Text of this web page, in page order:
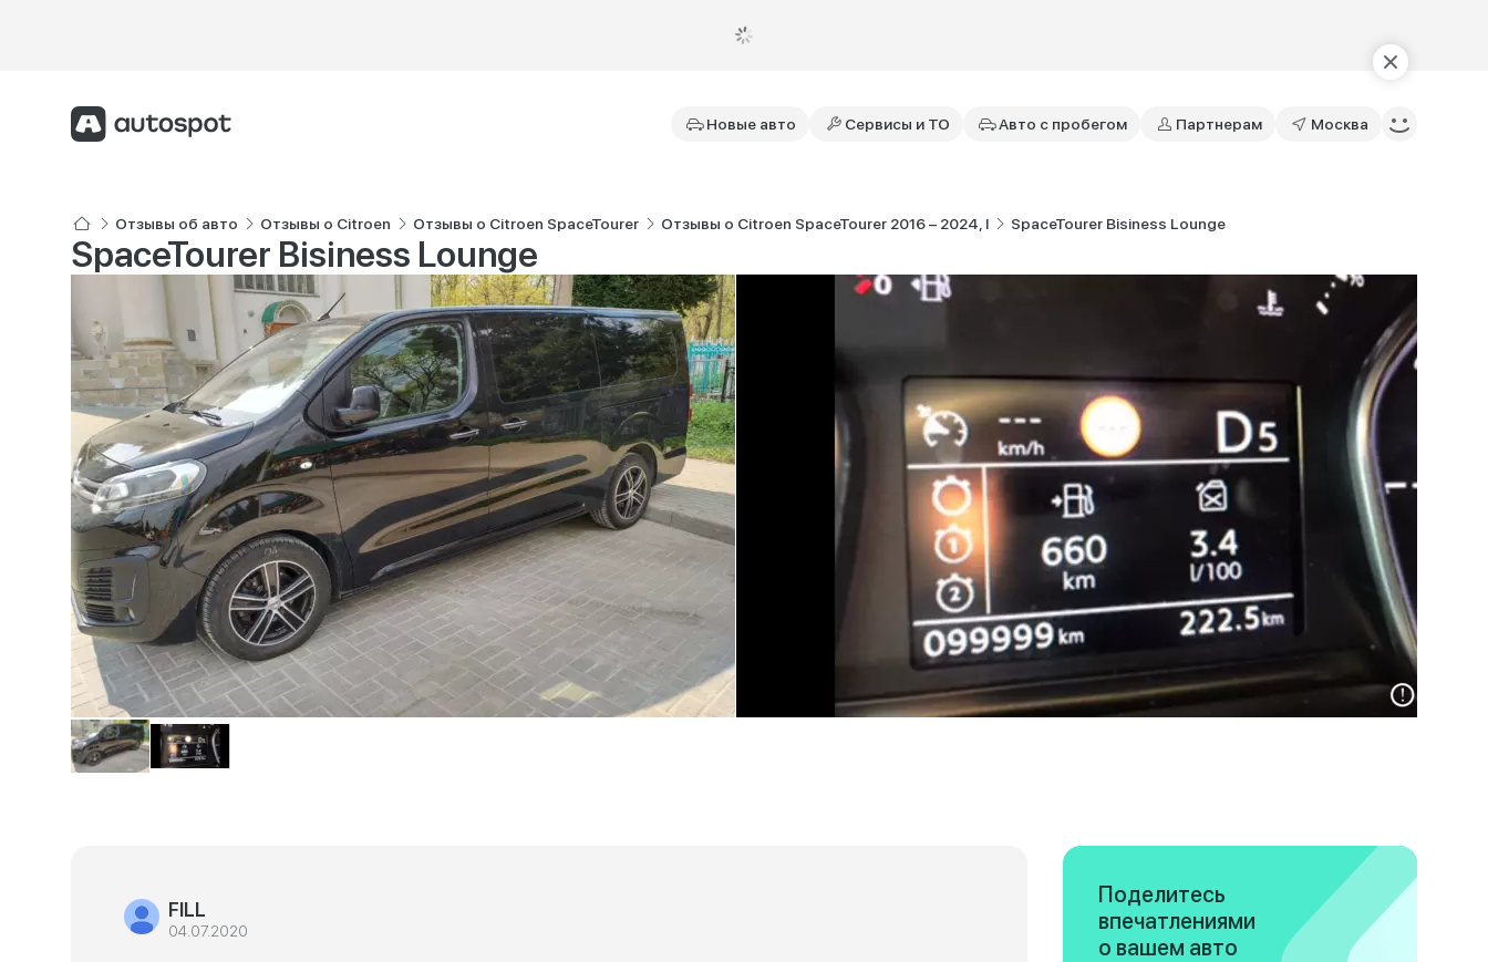
Новые авто Сервисы и ТО Авто с пробегом Партнерам Москва
Отзывы об авто Отзывы о Citroen Отзывы о Citroen SpaceTourer Отзывы о Citroen SpaceTourer 2016 – 2024, I SpaceTourer Bisiness Lounge
SpaceTourer Bisiness Lounge
FILL
04.07.2020
Поделитесь
впечатлениями
о вашем авто